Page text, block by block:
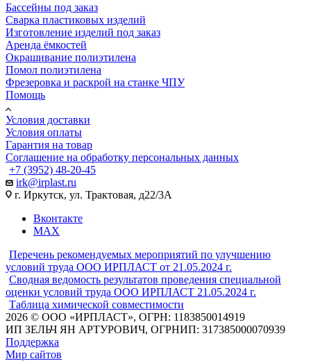
Бассейны под заказ
Сварка пластиковых изделий
Изготовление изделий под заказ
Аренда ёмкостей
Окрашивание полиэтилена
Помол полиэтилена
Фрезеровка и раскрой на станке ЧПУ
Помощь
Условия доставки
Условия оплаты
Гарантия на товар
Соглашение на обработку персональных данных
+7 (3952) 48-20-45
irk@irplast.ru
г. Иркутск, ул. Трактовая, д22/3А
Вконтакте
MAX
Перечень рекомендуемых мероприятий по улучшению
условий труда ООО ИРПЛАСТ от 21.05.2024 г.
Сводная ведомость результатов проведения специальной
оценки условий труда ООО ИРПЛАСТ 21.05.2024 г.
Таблица химической совместимости
2026 © ООО «ИРПЛАСТ», ОГРН: 1183850014919
ИП ЗЕЛЬЧ ЯН АРТУРОВИЧ, ОГРНИП: 317385000070939
Поддержка
Мир сайтов